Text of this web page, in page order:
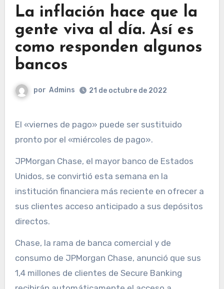
La inflación hace que la
gente viva al día. Así es
como responden algunos
bancos
por Admins 21 de octubre de 2022
El «viernes de pago» puede ser sustituido
pronto por el «miércoles de pago».
JPMorgan Chase, el mayor banco de Estados
Unidos, se convirtió esta semana en la
institución financiera más reciente en ofrecer a
sus clientes acceso anticipado a sus depósitos
directos.
Chase, la rama de banca comercial y de
consumo de JPMorgan Chase, anunció que sus
1,4 millones de clientes de Secure Banking